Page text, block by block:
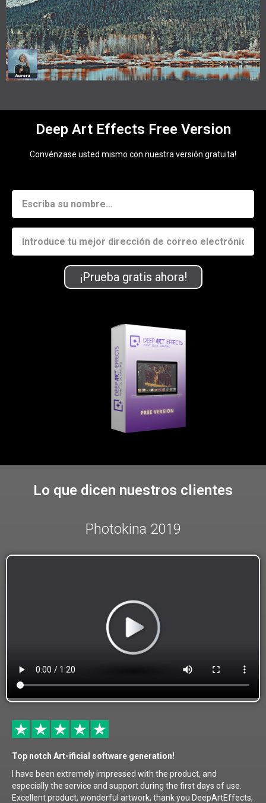
Deep Art Effects Free Version
Convénzase usted mismo con nuestra versión gratuita!
¡Prueba gratis ahora!
Lo que dicen nuestros clientes
Photokina 2019
Top notch Art-ificial software generation!
I have been extremely impressed with the product, and
especially the service and support during the first days of use.
Excellent product, wonderful artwork, thank you DeepArtEffects,